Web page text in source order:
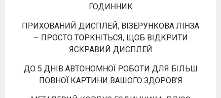
ГОДИННИК
ПРИХОВАНИЙ ДИСПЛЕЙ, ВІЗЕРУНКОВА ЛІНЗА
— ПРОСТО ТОРКНІТЬСЯ, ЩОБ ВІДКРИТИ
ЯСКРАВИЙ ДИСПЛЕЙ
ДО 5 ДНІВ АВТОНОМНОЇ РОБОТИ ДЛЯ БІЛЬШ
ПОВНОЇ КАРТИНИ ВАШОГО ЗДОРОВ'Я